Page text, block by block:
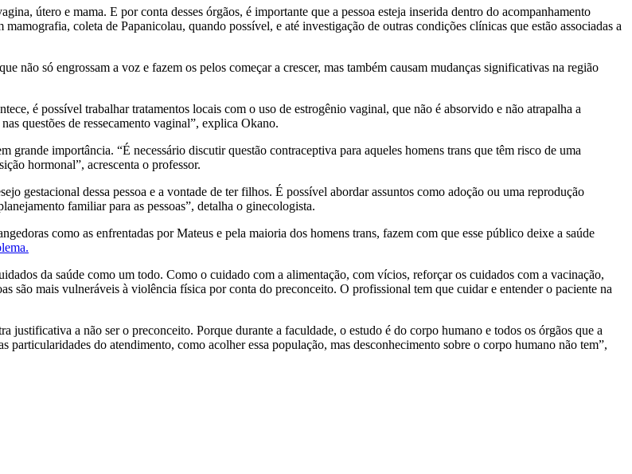
útero e mama. E por conta desses órgãos, é importante que a pessoa esteja inserida dentro do acompanhamento
coleta de Papanicolau, quando possível, e até investigação de outras condições clínicas que estão associadas a
não só engrossam a voz e fazem os pelos começar a crescer, mas também causam mudanças significativas na região
é possível trabalhar tratamentos locais com o uso de estrogênio vaginal, que não é absorvido e não atrapalha a
questões de ressecamento vaginal”, explica Okano.
importância. “É necessário discutir questão contraceptiva para aqueles homens trans que têm risco de uma
hormonal”, acrescenta o professor.
gestacional dessa pessoa e a vontade de ter filhos. É possível abordar assuntos como adoção ou uma reprodução
familiar para as pessoas”, detalha o ginecologista.
como as enfrentadas por Mateus e pela maioria dos homens trans, fazem com que esse público deixe a saúde
da saúde como um todo. Como o cuidado com a alimentação, com vícios, reforçar os cuidados com a vacinação,
são mais vulneráveis à violência física por conta do preconceito. O profissional tem que cuidar e entender o paciente na
justificativa a não ser o preconceito. Porque durante a faculdade, o estudo é do corpo humano e todos os órgãos que a
particularidades do atendimento, como acolher essa população, mas desconhecimento sobre o corpo humano não tem”,